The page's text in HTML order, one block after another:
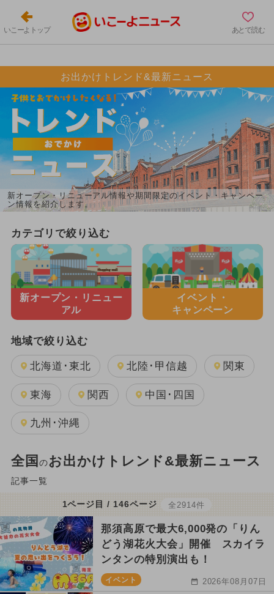
いこーよトップ あとで読む
お出かけトレンド&最新ニュース
新オープン・リニューアル情報や期間限定のイベント・キャンペー
ン情報を紹介します。
カテゴリで絞り込む
新オープン・ リニュー
アル
イベント・
キャンペーン
地域で絞り込む
北海道･東北 北陸･甲信越 関東
東海 関西 中国･四国
九州･沖縄
全国 のお出かけトレンド&最新ニュース
記事一覧
1ページ目 / 146ページ 全2914件
那須高原で最大6,000発の「りん
どう湖花火大会」開催 スカイラ
ンタンの特別演出も！
イベント 2026年08月07日